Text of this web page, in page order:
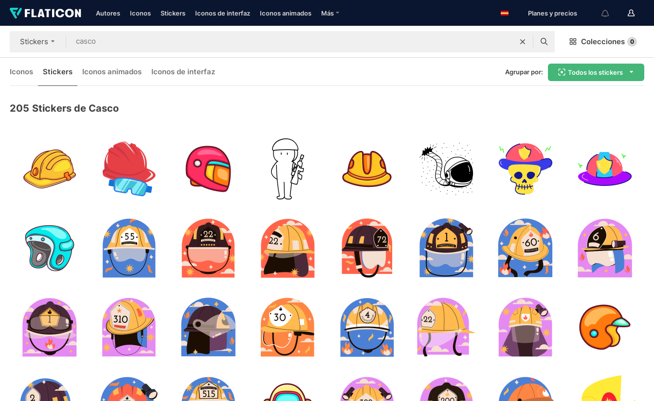
Autores Iconos Stickers Iconos de interfaz Iconos animados Más Planes y precios
Stickers Colecciones 0
Iconos Stickers Iconos animados Iconos de interfaz Agrupar por: Todos los stickers
205 Stickers de Casco